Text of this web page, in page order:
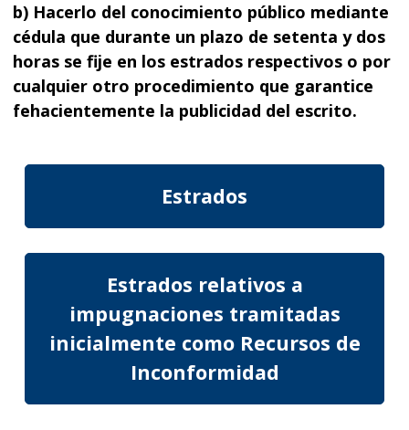
b) Hacerlo del conocimiento público mediante
cédula que durante un plazo de setenta y dos
horas se fije en los estrados respectivos o por
cualquier otro procedimiento que garantice
fehacientemente la publicidad del escrito.
Estrados
Estrados relativos a
impugnaciones tramitadas
inicialmente como Recursos de
Inconformidad